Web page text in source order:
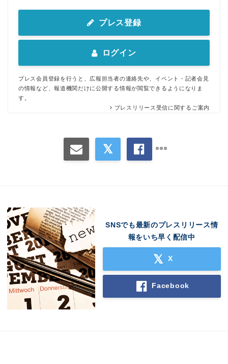
プレス登録
ログイン
プレス会員登録を行うと、広報担当者の連絡先や、イベント・記者会見
の情報など、報道機関だけに公開する情報が閲覧できるようになりま
す。
プレスリリース受信に関するご案内
SNSでも最新のプレスリリース情
報をいち早く配信中
X
Facebook
Japanese
English